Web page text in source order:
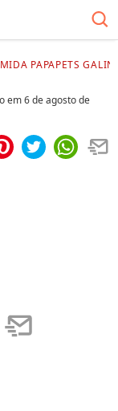
PAPAPETS
em6 de agosto de